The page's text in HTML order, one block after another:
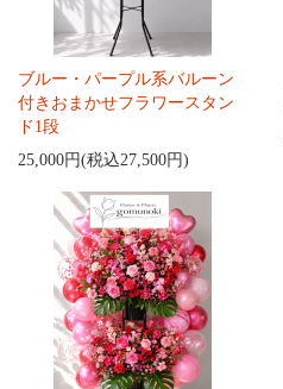
ブルー・パープル系バルーン
付きおまかせフラワースタン
ド1段
25,000円(税込27,500円)